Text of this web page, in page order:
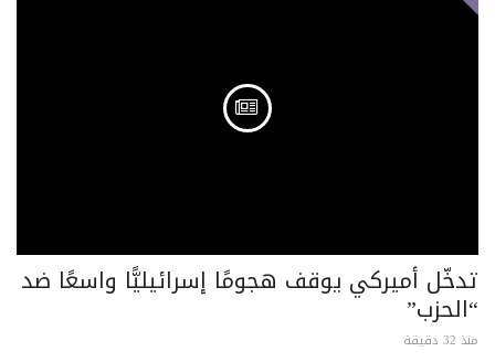
تدخّل أميركي يوقف هجومًا إسرائيليًّا واسعًا ضد
“الحزب”
منذ 32 دقيقة